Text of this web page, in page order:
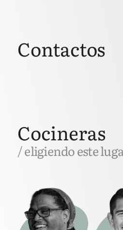
Cocineras
/ eligiendo este
Contactos